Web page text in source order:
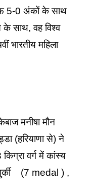
5-0 अंकों के साथ
के साथ, वह विश्व
भारतीय महिला
मनीषा मौन
(हरियाणा से) ने
वर्ग में कांस्य
(7 medal ) ,